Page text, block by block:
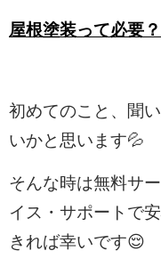
屋根塗装って必要？
初めてのこと、聞
いかと思います💦
そんな時は無料サ
イス・サポートで
きれば幸いです😌